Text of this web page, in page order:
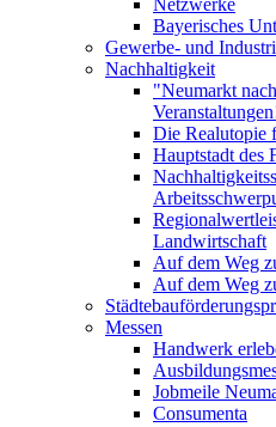
Netzwerke
Bayerisches
Gewerbe- und
Nachhaltigkeit
"Neumarkt
Die Realutopie
Hauptstadt des
Landwirtschaft
Auf dem Weg
Auf dem Weg
Messen
Handwerk
Jobmeile
Consumenta